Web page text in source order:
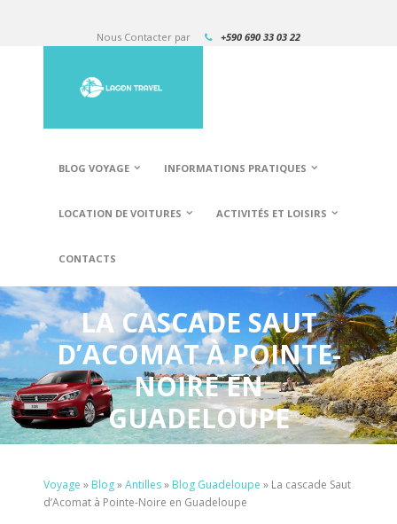
Nous Contacter par +590 690 33 03 22
BLOG VOYAGE INFORMATIONS PRATIQUES
LOCATION DE VOITURES ACTIVITÉS ET LOISIRS
CONTACTS
LA CASCADE SAUT
D’ACOMAT À POINTE-
NOIRE EN
GUADELOUPE
Voyage » Blog»Antilles» Blog Guadeloupe » La cascade Saut
d’Acomat à Pointe-Noire en Guadeloupe